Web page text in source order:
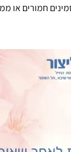
חמורים או